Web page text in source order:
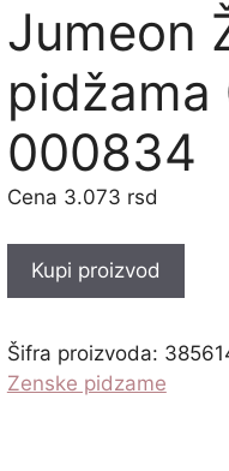
Jumeon
000834
3.073 rsd
Kupi proizvod
Šifra proizvoda:
Zenske pidzame